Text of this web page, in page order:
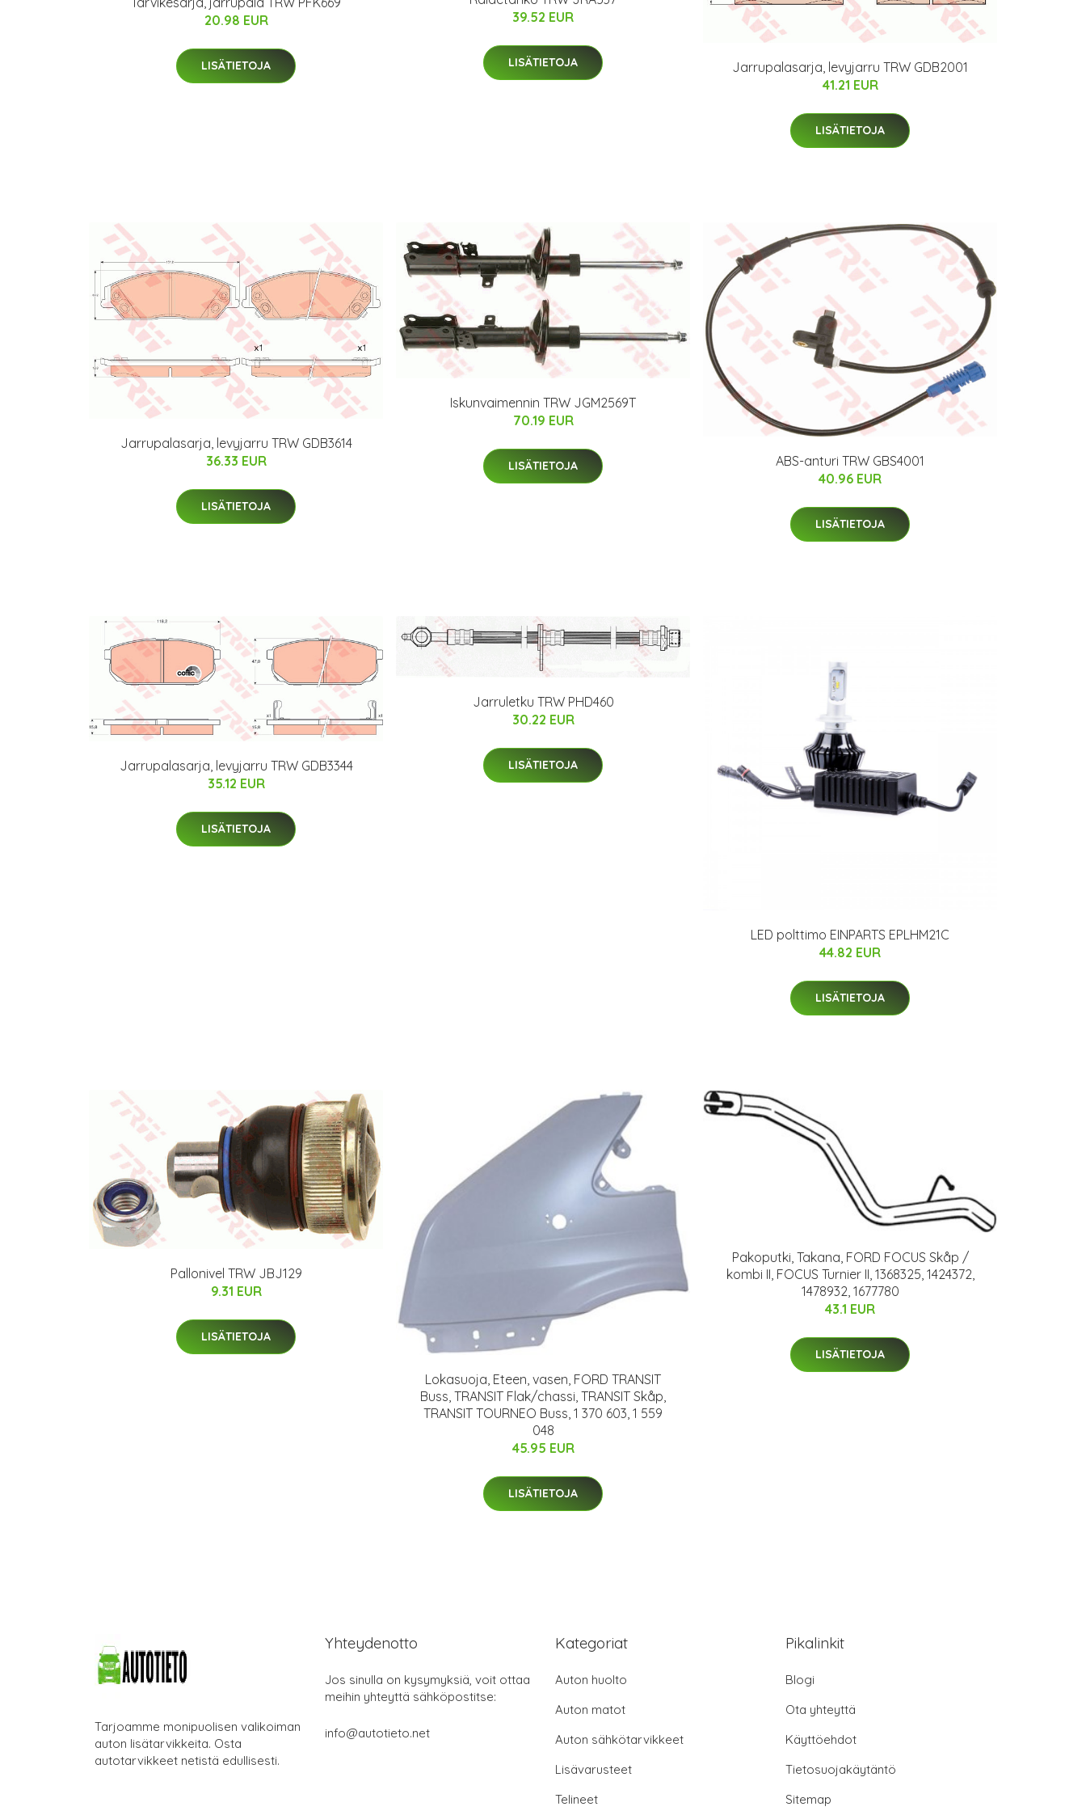
20.98 EUR
LISÄTIETOJA
39.52 EUR
LISÄTIETOJA
Jarrupalasarja, levyjarru TRW GDB2001
41.21 EUR
LISÄTIETOJA
Jarrupalasarja, levyjarru TRW GDB3614
36.33 EUR
LISÄTIETOJA
Iskunvaimennin TRW JGM2569T
70.19 EUR
LISÄTIETOJA
ABS-anturi TRW GBS4001
40.96 EUR
LISÄTIETOJA
Jarrupalasarja, levyjarru TRW GDB3344
35.12 EUR
LISÄTIETOJA
Jarruletku TRW PHD460
30.22 EUR
LISÄTIETOJA
LED polttimo EINPARTS EPLHM21C
44.82 EUR
LISÄTIETOJA
Pallonivel TRW JBJ129
9.31 EUR
LISÄTIETOJA
Lokasuoja, Eteen, vasen, FORD TRANSIT
Buss, TRANSIT Flak/chassi, TRANSIT Skåp,
TRANSIT TOURNEO Buss, 1 370 603, 1 559
048
45.95 EUR
LISÄTIETOJA
Pakoputki, Takana, FORD FOCUS Skåp /
kombi II, FOCUS Turnier II, 1368325, 1424372,
1478932, 1677780
43.1 EUR
LISÄTIETOJA
Tarjoamme monipuolisen valikoiman
auton lisätarvikkeita. Osta
autotarvikkeet netistä edullisesti.
Yhteydenotto
Jos sinulla on kysymyksiä, voit ottaa
meihin yhteyttä sähköpostitse:
info@autotieto.net
Kategoriat
Auton huolto
Auton matot
Auton sähkötarvikkeet
Lisävarusteet
Telineet
Pikalinkit
Blogi
Ota yhteyttä
Käyttöehdot
Tietosuojakäytäntö
Sitemap